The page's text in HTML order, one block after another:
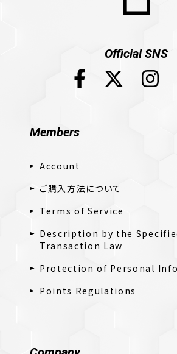
Official SNS
Members
Account
ご購入方法について
Terms of Service
Description by the
Transaction Law
Protection of Personal
Points Regulations